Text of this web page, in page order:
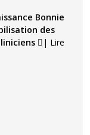
Bonnie
des
Ce lien
| Lire
nouvelle fenêtre"